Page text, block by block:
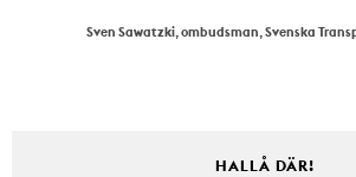
Sven Sawatzki, ombudsman, Svenska
HALLÅ DÄR!